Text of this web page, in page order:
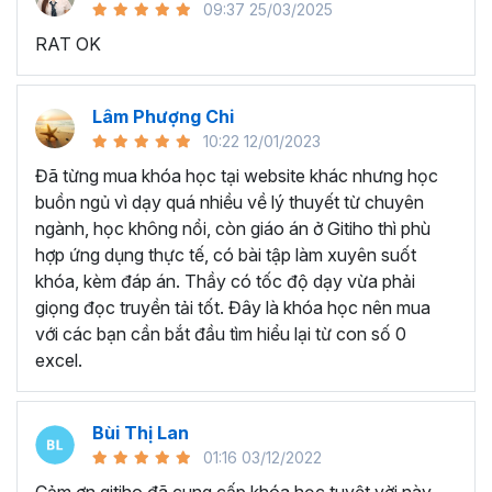
sử dụng Excel sẽ tốn nhiều thời gian, công sức để xử lý
công việc. Hơn nữa, chúng ta cũng không biết những thứ
mình đang thực hiện đúng hay không.
Hiện nay 100% các doanh nghiệp tại Việt Nam
cần tới kỹ năng Excel khi ứng tuyển vào vị trí kế toán, xử
chính... Mỗi cấp độ sẽ có yêu cầu thành thạo Excel xử lý
công việc khác nhau.
Chính vì điều đó Gitiho đã mở khóa học vềThủ thuật
Excel cập nhật hàng tuần - EXG02 với hơn7h+ học
cùng với92 tài liệu đính kèmbạn sẽ nhận được nhiều lợi
ích vô tận như:
Giảng viên là những người có trình độ chuyên môn
cao, kinh nghiệm thực tiễn dày dặn đã và đang đào
VPBank, FPT software, Vietcombank, MIC, Tập
đoàn Thành Công, TH True Milk
09:37 25/03/2025
RAT OK
Lâm Phượng Chi
10:22 12/01/2023
Đã từng mua khóa học tại website khác nhưng học
buồn ngủ vì dạy quá nhiều về lý thuyết từ chuyên
ngành, học không nổi, còn giáo án ở Gitiho thì phù
hợp ứng dụng thực tế, có bài tập làm xuyên suốt
khóa, kèm đáp án. Thầy có tốc độ dạy vừa phải
giọng đọc truyền tải tốt. Đây là khóa học nên mua
với các bạn cần bắt đầu tìm hiểu lại từ con số 0
excel.
Bùi Thị Lan
01:16 03/12/2022